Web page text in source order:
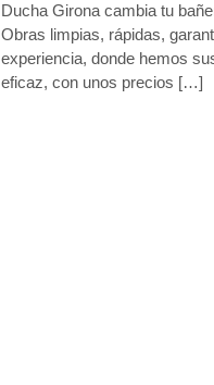
Ducha Girona cambia tu
Obras limpias, rápidas,
experiencia, donde hemos
eficaz, con unos precios […]